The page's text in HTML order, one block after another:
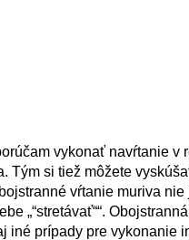
vykonať navŕtanie v
Tým si tiež môžete
vŕtanie muriva
„“stretávať““.
iné prípady pre vykonanie